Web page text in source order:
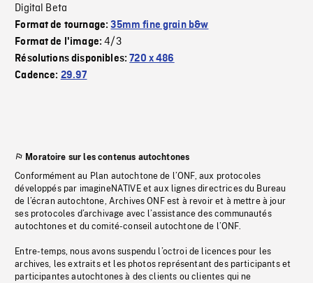
Digital Beta
Format de tournage:35mm fine grain b&w
Format de l'image:4/3
Résolutions disponibles:720 x 486
Cadence: 29.97
Moratoire sur les contenus autochtones
Conformément au Plan autochtone de l’ONF, aux protocoles
développés par imagineNATIVE et aux lignes directrices du Bureau
de l’écran autochtone, Archives ONF est à revoir et à mettre à jour
ses protocoles d’archivage avec l’assistance des communautés
autochtones et du comité-conseil autochtone de l’ONF.
Entre-temps, nous avons suspendu l’octroi de licences pour les
archives, les extraits et les photos représentant des participants et
participantes autochtones à des clients ou clientes qui ne